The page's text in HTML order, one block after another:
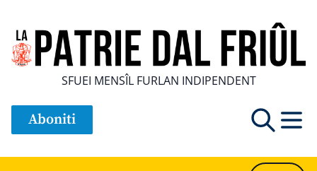
SFUEI MENSÎL FURLAN INDIPENDENT
Aboniti